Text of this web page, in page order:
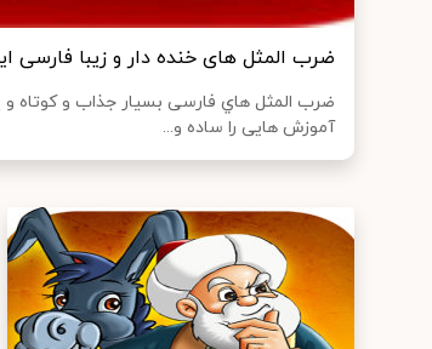
ضرب المثل های خنده دار و زیبا فارسی
ضرب المثل هاي‌ فارسی بسیار جذاب و
آموزش هایی را ساده و...